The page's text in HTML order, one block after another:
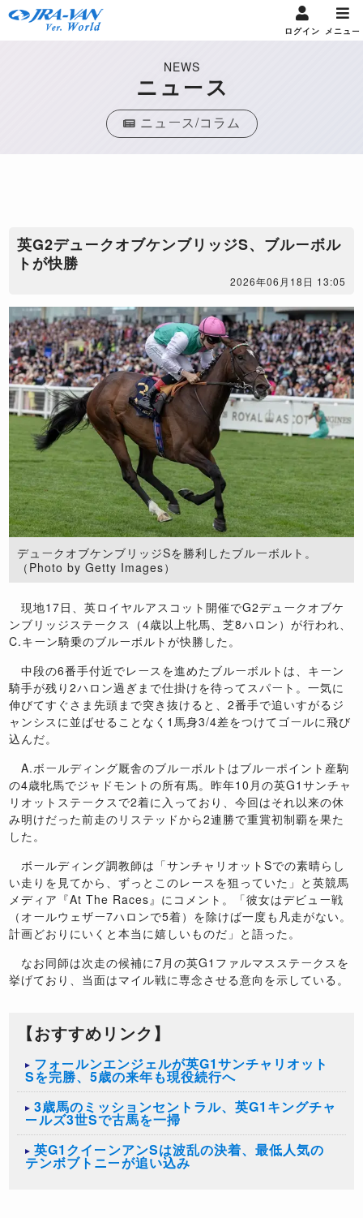
ログイン メニュー
NEWS
ニュース
ニュース/コラム
英G2デュークオブケンブリッジS、ブルーボル
トが快勝
2026年06月18日 13:05
デュークオブケンブリッジSを勝利したブルーボルト。
（Photo by Getty Images）
現地17日、英ロイヤルアスコット開催でG2デュークオブケ
ンブリッジステークス（4歳以上牝馬、芝8ハロン）が行われ、
C.キーン騎乗のブルーボルトが快勝した。
中段の6番手付近でレースを進めたブルーボルトは、キーン
騎手が残り2ハロン過ぎまで仕掛けを待ってスパート。一気に
伸びてすぐさま先頭まで突き抜けると、2番手で追いすがるジ
ャンシスに並ばせることなく 1 馬身3/4差をつけてゴールに飛び
込んだ。
A.ボールディング厩舎のブルーボルトはブルーポイント産駒
の4歳牝馬でジャドモントの所有馬。昨年10 月の英G1サンチャ
リオットステークスで2着に入っており、今回はそれ以来の休
み明けだった前走のリステッドから2連勝で重賞初制覇を果た
した。
ボールディング調教師は「サンチャリオットSでの素晴らし
い走りを見てから、ずっとこのレースを狙っていた」と英競馬
メディア『At The Races 』にコメント。「彼女はデビュー戦
（オールウェザー7ハロンで5着）を除けば一度も凡走がない。
計画どおりにいくと本当に嬉しいものだ」と語った。
なお同師は次走の候補に7 月の英G1 ファルマスステークスを
挙げており、当面はマイル戦に専念させる意向を示している。
【おすすめリンク】
フォールンエンジェルが英G1サンチャリオット
Sを完勝、5歳の来年も現役続行へ
3歳馬のミッションセントラル、英G1キングチャ
ールズ3世Sで古馬を一掃
英G1クイーンアンSは波乱の決着、最低人気の
テンボブトニーが追い込み